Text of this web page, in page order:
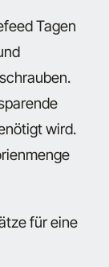
Tagen
wird.
für eine